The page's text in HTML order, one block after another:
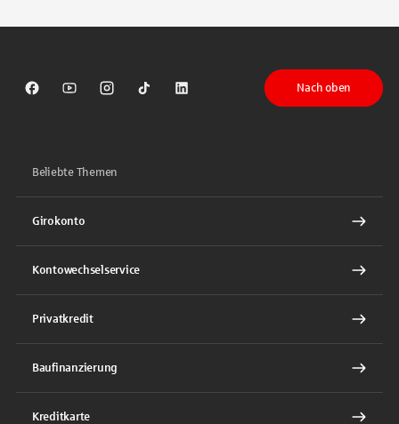
Sparkasse auf Facebook
Sparkasse auf Youtube
Sparkasse auf Instagram
Sparkasse auf TikTok
Sparkasse auf LinkedIn
Nach oben
Beliebte Themen
Girokonto
Kontowechselservice
Privatkredit
Baufinanzierung
Kreditkarte